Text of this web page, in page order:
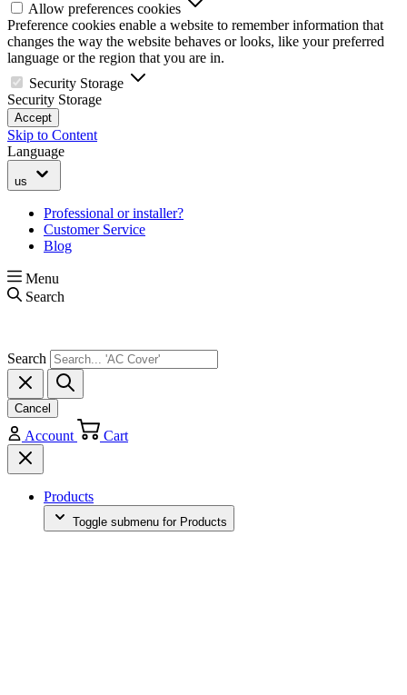
Allow preferences cookies
Preference cookies enable a website to remember information that
changes the way the website behaves or looks, like your preferred
language or the region that you are in.
Security Storage
Security Storage
Accept
Skip to Content
Language
us
Professional or installer?
Customer Service
Blog
Menu
Search
Search
Cancel
Account Cart
Products
Toggle submenu for Products